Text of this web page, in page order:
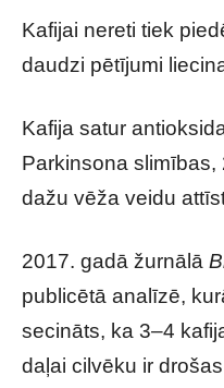
Kafijai nereti tiek
daudzi pētījumi
Kafija satur
Parkinsona slimības,
dažu vēža veidu
2017. gadā žurnālā
publicētā analīzē,
secināts, ka 3–4
daļai cilvēku ir